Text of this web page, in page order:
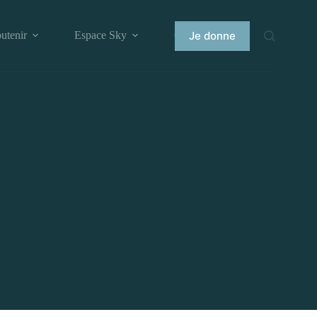
Espace Sky Contact
Je donne